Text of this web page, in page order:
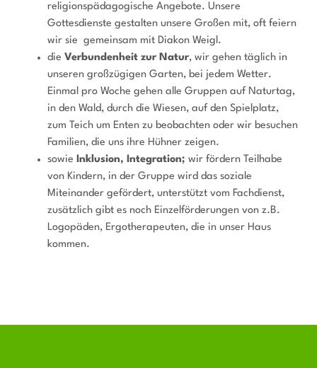
religionspädagogische Angebote. Unsere
Gottesdienste gestalten unsere Großen mit, oft feiern
wir sie gemeinsam mit Diakon Weigl.
die Verbundenheit zur Natur, wir gehen täglich in
unseren großzügigen Garten, bei jedem Wetter.
Einmal pro Woche gehen alle Gruppen auf Naturtag,
in den Wald, durch die Wiesen, auf den Spielplatz,
zum Teich um Enten zu beobachten oder wir besuchen
Familien, die uns ihre Hühner zeigen.
sowie Inklusion, Integration; wir fördern Teilhabe
von Kindern, in der Gruppe wird das soziale
Miteinander gefördert, unterstützt vom Fachdienst,
zusätzlich gibt es noch Einzelförderungen von z.B.
Logopäden, Ergotherapeuten, die in unser Haus
kommen.